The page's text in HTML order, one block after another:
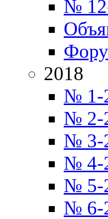
№
2018
№ 1-
№ 2-
№ 3-
№ 4-
№ 5-
№ 6-